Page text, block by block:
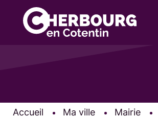
Accueil Ma ville Mairie